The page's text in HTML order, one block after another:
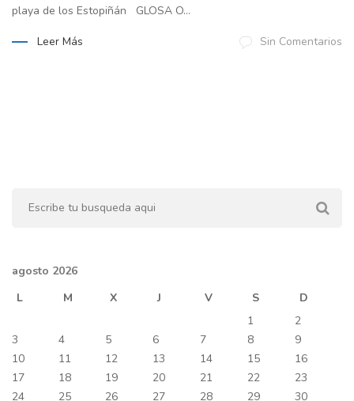
playa de los Estopiñán GLOSA O...
Leer Más Sin Comentarios
agosto 2026
L
M X J V S
D
1
2
3
4 5 6 7 8
9
10
11 12 13 14 15
16
17
18 19 20 21 22
23
24
25 26 27 28 29
30